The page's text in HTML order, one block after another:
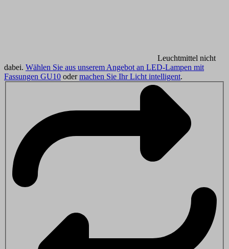
Leuchtmittel nicht
dabei. Wählen Sie aus unserem Angebot an LED-Lampen mit
Fassungen GU10 odermachen Sie Ihr Licht intelligent.